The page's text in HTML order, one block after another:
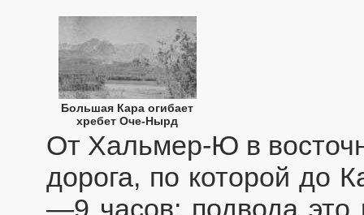
Большая Кара огибает
хребет Оче-Нырд
От Хальмер-Ю в
дорога, по которой до
—9 часов; подвода это